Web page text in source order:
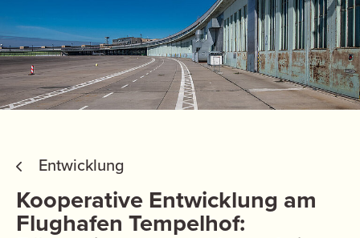
Entwicklung
Kooperative Entwicklung am
Flughafen Tempelhof: